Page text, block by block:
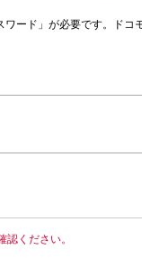
ワード」が必要です。ドコ
認ください。